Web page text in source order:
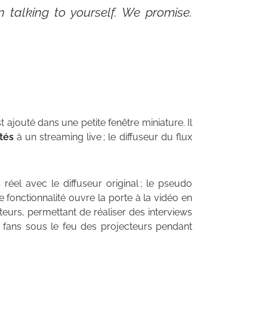
talking to yourself. We promise.
ajouté dans une petite fenêtre miniature. Il
à un streaming live ; le diffuseur du flux
réel avec le diffuseur original ; le pseudo
fonctionnalité ouvre la porte à la vidéo en
permettant de réaliser des interviews
sous le feu des projecteurs pendant